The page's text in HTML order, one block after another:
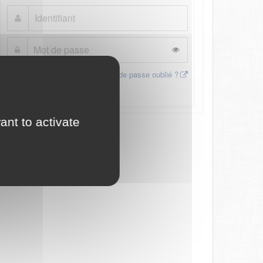
to activate
Mot de passe oublié ?